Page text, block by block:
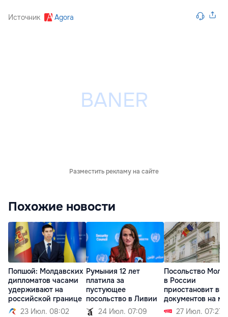
Источник Agora
Разместить рекламу на сайте
Похожие новости
Попшой: Молдавских
дипломатов часами
удерживают на
российской границе
23 Июл. 08:02
Румыния 12 лет
платила за
пустующее
посольство в Ливии
24 Июл. 07:09
Посольство
в России
приостановит
документов на
27 Июл. 07:27